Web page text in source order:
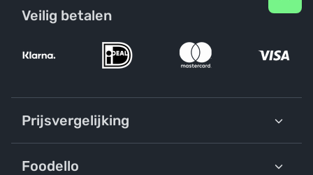
Veilig betalen
Prijsvergelijking
Foodello